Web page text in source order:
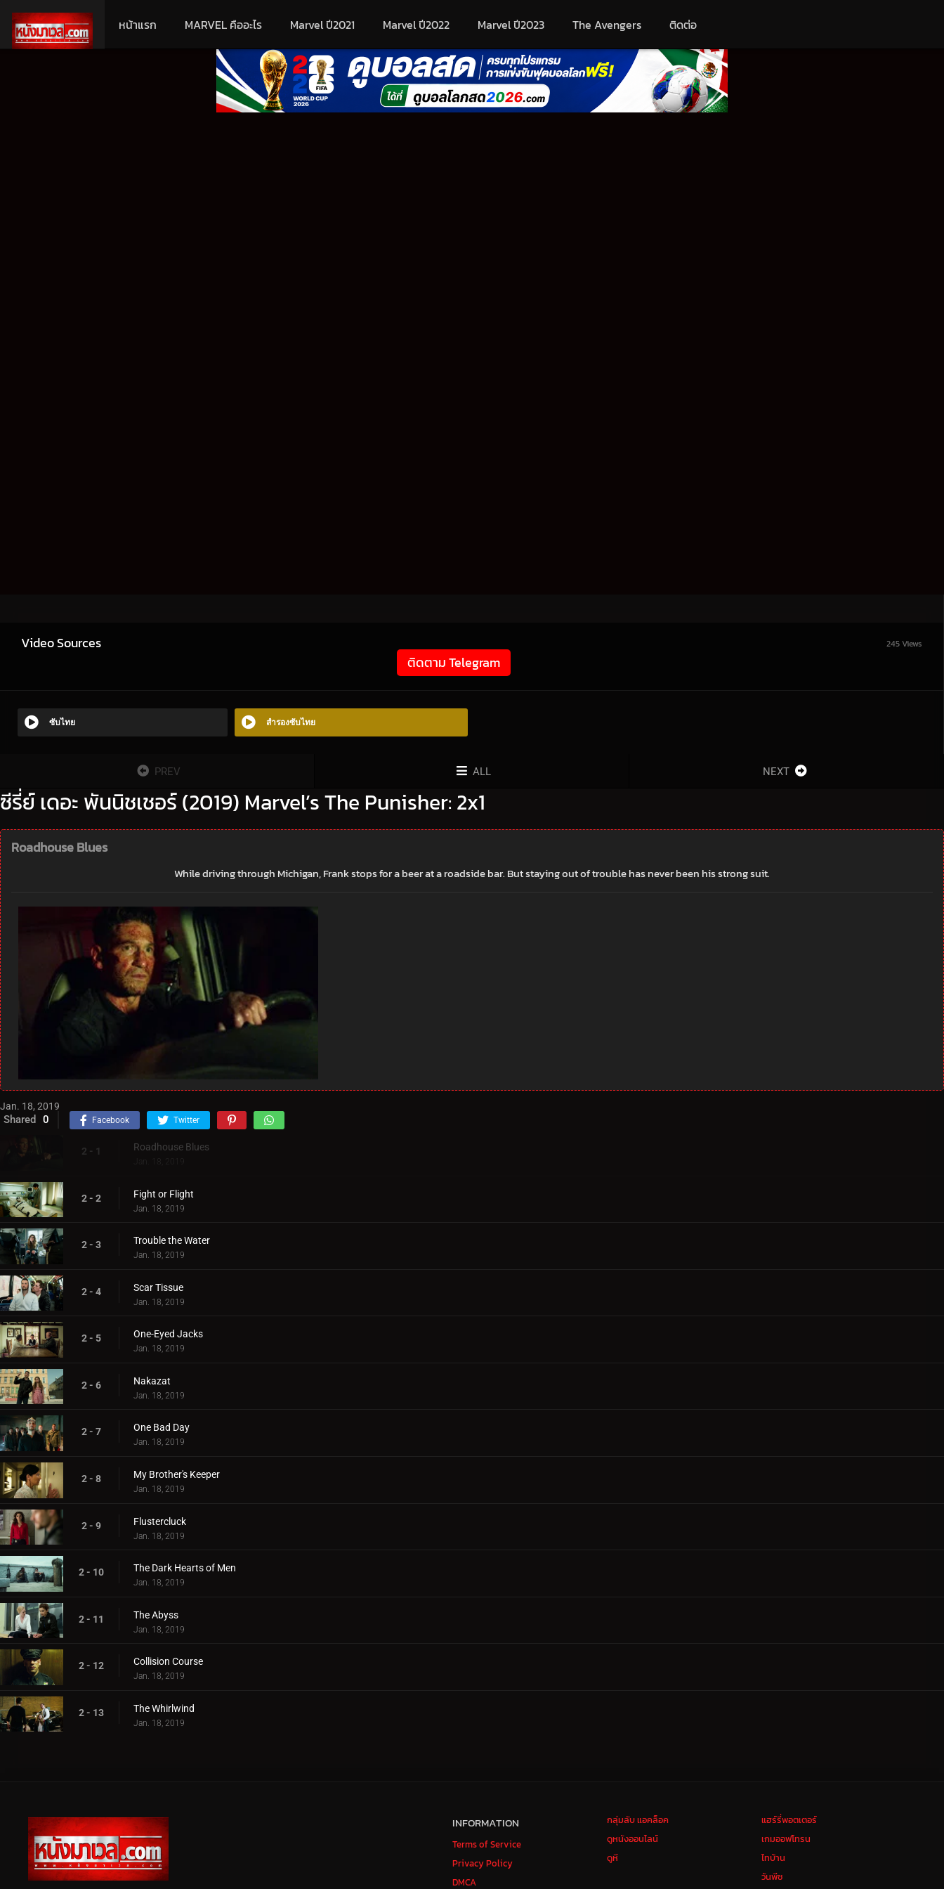
หน้าแรก MARVEL คืออะไร Marvel ปี2021 Marvel ปี2022 Marvel ปี2023 The Avengers ติดต่อ
Video Sources 245 Views
ติดตาม Telegram
ซับไทย สำรองซับไทย
PREV ALL NEXT
ซีรี่ย์ เดอะ พันนิชเชอร์ (2019) Marvel’s The Punisher: 2x1
Roadhouse Blues
While driving through Michigan, Frank stops for a beer at a roadside bar. But staying out of trouble has never been his strong suit.
Jan. 18, 2019
Shared 0 Facebook Twitter
2 - 1 Roadhouse Blues
Jan. 18, 2019
2 - 2 Fight or Flight
Jan. 18, 2019
2 - 3 Trouble the Water
Jan. 18, 2019
2 - 4 Scar Tissue
Jan. 18, 2019
2 - 5 One-Eyed Jacks
Jan. 18, 2019
2 - 6 Nakazat
Jan. 18, 2019
2 - 7 One Bad Day
Jan. 18, 2019
2 - 8 My Brother's Keeper
Jan. 18, 2019
2 - 9 Flustercluck
Jan. 18, 2019
2 - 10 The Dark Hearts of Men
Jan. 18, 2019
2 - 11 The Abyss
Jan. 18, 2019
2 - 12 Collision Course
Jan. 18, 2019
2 - 13 The Whirlwind
Jan. 18, 2019
INFORMATION
Terms of Service
Privacy Policy
DMCA
กลุ่มลับ แอคล็อค
ดูหนังออนไลน์
ดูหี
แฮร์รี่พอตเตอร์
เกมออฟโทรน
ไทบ้าน
วันพีช